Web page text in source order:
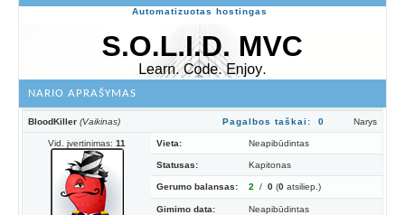
Automatizuotas hostingas
NARIO APRAŠYMAS
BloodKiller (Vaikinas) Pagalbos taškai: 0 Narys
Vid. įvertinimas: 11 Vieta: Neapibūdintas
Statusas: Kapitonas
Gerumo balansas: 2 / 0 (0 atsiliep.)
Gimimo data: Neapibūdintas